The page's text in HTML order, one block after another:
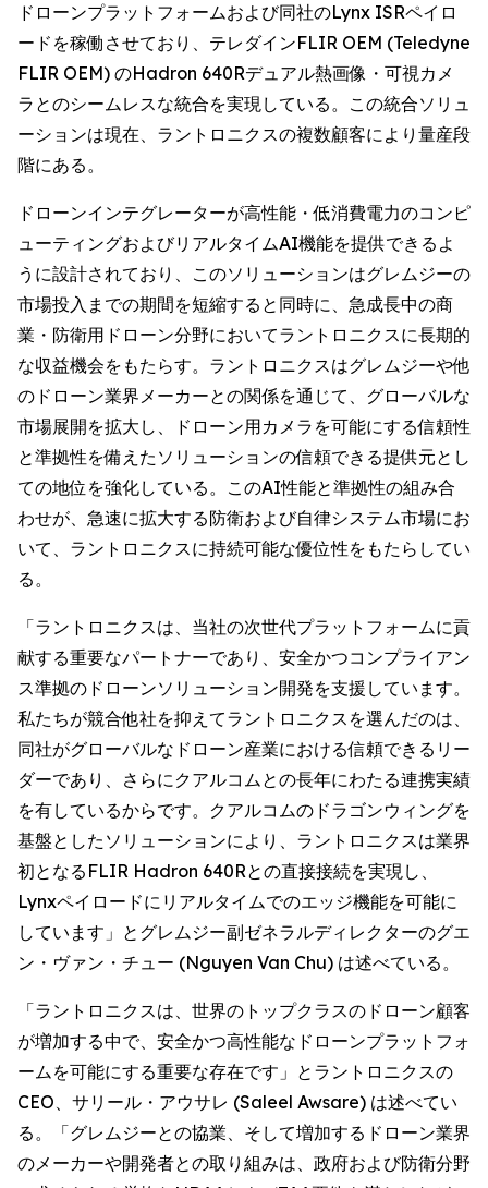
ドローンプラットフォームおよび同社のLynx ISRペイロ
ードを稼働させており、テレダインFLIR OEM (Teledyne
FLIR OEM) のHadron 640Rデュアル熱画像・可視カメ
ラとのシームレスな統合を実現している。この統合ソリュ
ーションは現在、ラントロニクスの複数顧客により量産段
階にある。
ドローンインテグレーターが高性能・低消費電力のコンピ
ューティングおよびリアルタイムAI機能を提供できるよ
うに設計されており、このソリューションはグレムジーの
市場投入までの期間を短縮すると同時に、急成長中の商
業・防衛用ドローン分野においてラントロニクスに長期的
な収益機会をもたらす。ラントロニクスはグレムジーや他
のドローン業界メーカーとの関係を通じて、グローバルな
市場展開を拡大し、ドローン用カメラを可能にする信頼性
と準拠性を備えたソリューションの信頼できる提供元とし
ての地位を強化している。このAI性能と準拠性の組み合
わせが、急速に拡大する防衛および自律システム市場にお
いて、ラントロニクスに持続可能な優位性をもたらしてい
る。
「ラントロニクスは、当社の次世代プラットフォームに貢
献する重要なパートナーであり、安全かつコンプライアン
ス準拠のドローンソリューション開発を支援しています。
私たちが競合他社を抑えてラントロニクスを選んだのは、
同社がグローバルなドローン産業における信頼できるリー
ダーであり、さらにクアルコムとの長年にわたる連携実績
を有しているからです。クアルコムのドラゴンウィングを
基盤としたソリューションにより、ラントロニクスは業界
初となるFLIR Hadron 640Rとの直接接続を実現し、
Lynxペイロードにリアルタイムでのエッジ機能を可能に
しています」とグレムジー副ゼネラルディレクターのグエ
ン・ヴァン・チュー (Nguyen Van Chu) は述べている。
「ラントロニクスは、世界のトップクラスのドローン顧客
が増加する中で、安全かつ高性能なドローンプラットフォ
ームを可能にする重要な存在です」とラントロニクスの
CEO、サリール・アウサレ (Saleel Awsare) は述べてい
る。「グレムジーとの協業、そして増加するドローン業界
のメーカーや開発者との取り組みは、政府および防衛分野